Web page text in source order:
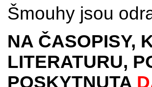
Šmouhy jsou
NA ČASOPISY,
LITERATURU,
POSKYTNUTA